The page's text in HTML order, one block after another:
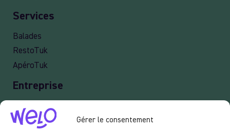
Gérer le consentement
Services
Balades
RestoTuk
ApéroTuk
Entreprise
Events
Services entreprises